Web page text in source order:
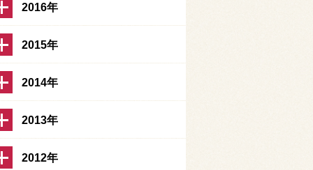
2016年
2015年
2014年
2013年
2012年